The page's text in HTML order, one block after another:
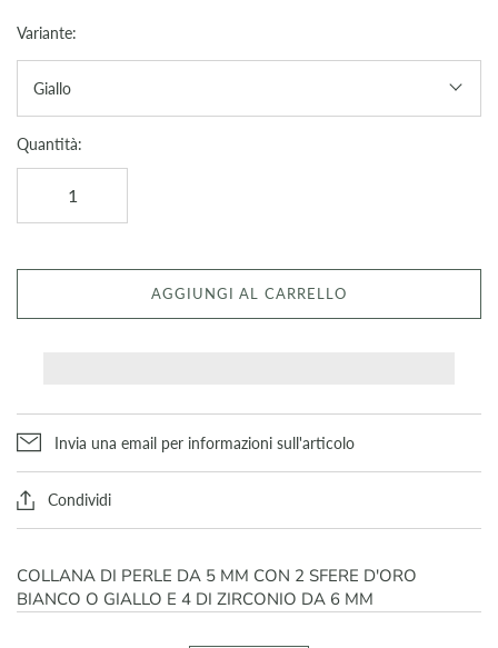
Variante:
Giallo
Quantità:
AGGIUNGI AL CARRELLO
Invia una email per informazioni sull'articolo
Condividi
COLLANA DI PERLE DA 5 MM CON 2 SFERE D'ORO
BIANCO O GIALLO E 4 DI ZIRCONIO DA 6 MM